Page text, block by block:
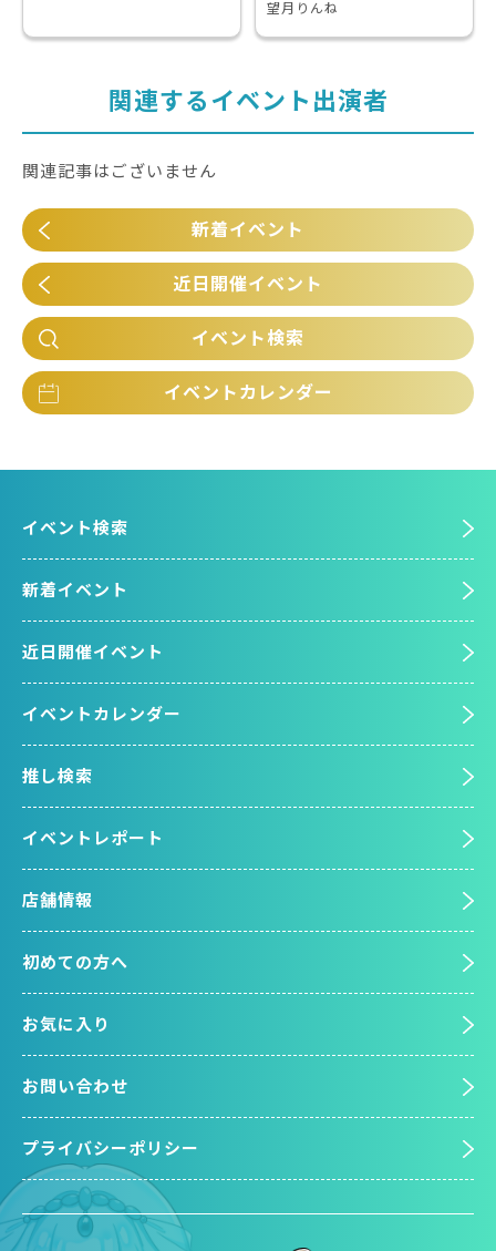
望月りんね
関連するイベント出演者
関連記事はございません
新着イベント
近日開催イベント
イベント検索
イベントカレンダー
イベント検索
新着イベント
近日開催イベント
イベントカレンダー
推し検索
イベントレポート
店舗情報
初めての方へ
お気に入り
お問い合わせ
プライバシーポリシー